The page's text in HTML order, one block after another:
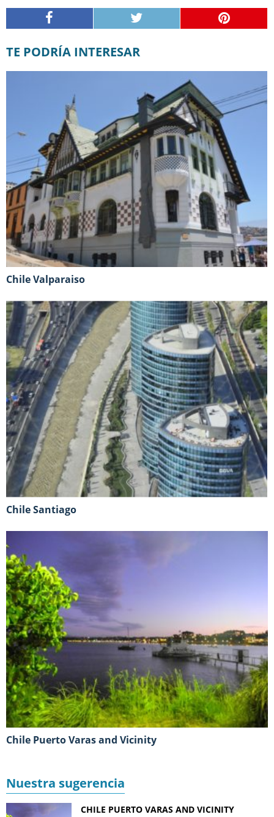
TE PODRÍA INTERESAR
Chile Valparaiso
Chile Santiago
Chile Puerto Varas and Vicinity
Nuestra sugerencia
CHILE PUERTO VARAS AND VICINITY